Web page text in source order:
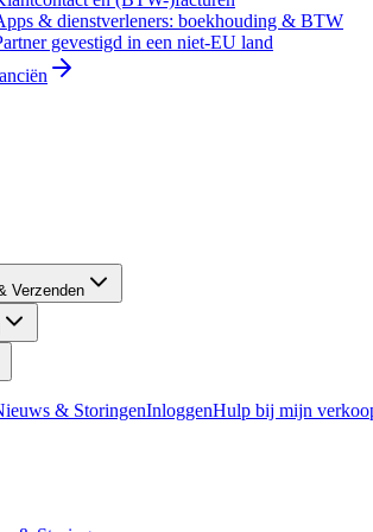
& dienstverleners: boekhouding & BTW
gevestigd in een niet-EU land
Verzenden
& StoringenInloggenHulp bij mijn